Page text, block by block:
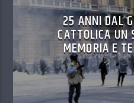
25 ANNI DAL
CATTOLICA UN
MEMORIA E